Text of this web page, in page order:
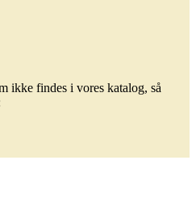
ikke findes i vores katalog, så